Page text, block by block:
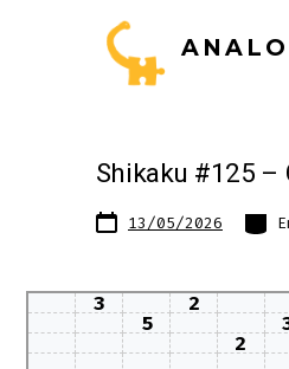
Shikaku #125 –
Data
do 13/05/2026
3 2
5
2